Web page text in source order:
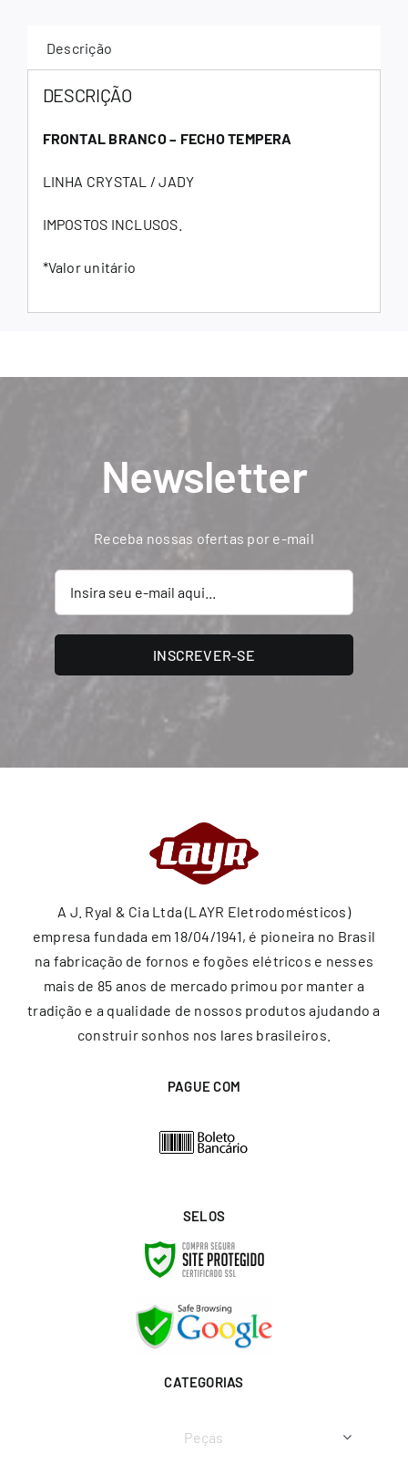
Descrição
DESCRIÇÃO
FRONTAL BRANCO – FECHO TEMPERA
LINHA CRYSTAL / JADY
IMPOSTOS INCLUSOS.
*Valor unitário
Newsletter
Receba nossas ofertas por e-mail
INSCREVER-SE
A J. Ryal & Cia Ltda (LAYR Eletrodomésticos)
empresa fundada em 18/04/1941, é pioneira no Brasil
na fabricação de fornos e fogões elétricos e nesses
mais de 85 anos de mercado primou por manter a
tradição e a qualidade de nossos produtos ajudando a
construir sonhos nos lares brasileiros.
PAGUE COM
SELOS
CATEGORIAS
Peças